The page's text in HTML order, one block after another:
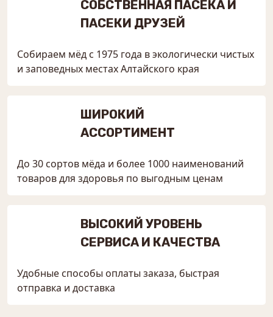
СОБСТВЕННАЯ ПАСЕКА И
ПАСЕКИ ДРУЗЕЙ
Собираем мёд с 1975 года в экологически чистых
и заповедных местах Алтайского края
ШИРОКИЙ
АССОРТИМЕНТ
До 30 сортов мёда и более 1000 наименований
товаров для здоровья по выгодным ценам
ВЫСОКИЙ УРОВЕНЬ
СЕРВИСА И КАЧЕСТВА
Удобные способы оплаты заказа, быстрая
отправка и доставка